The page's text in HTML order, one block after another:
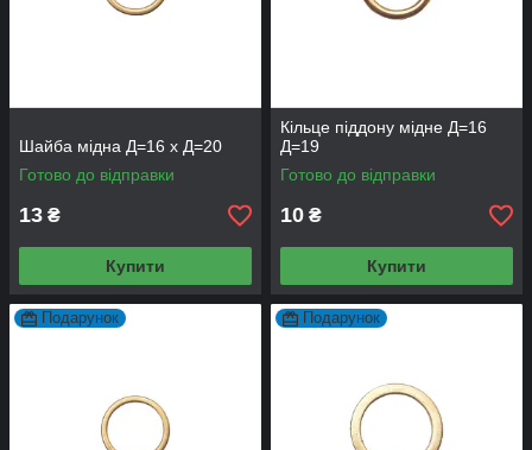
Шайба мідна Д=16 х Д=20
Готово до відправки
13 ₴
Купити
Кільце піддону мідне Д=16
Д=19
Готово до відправки
10 ₴
Купити
Подарунок Подарунок